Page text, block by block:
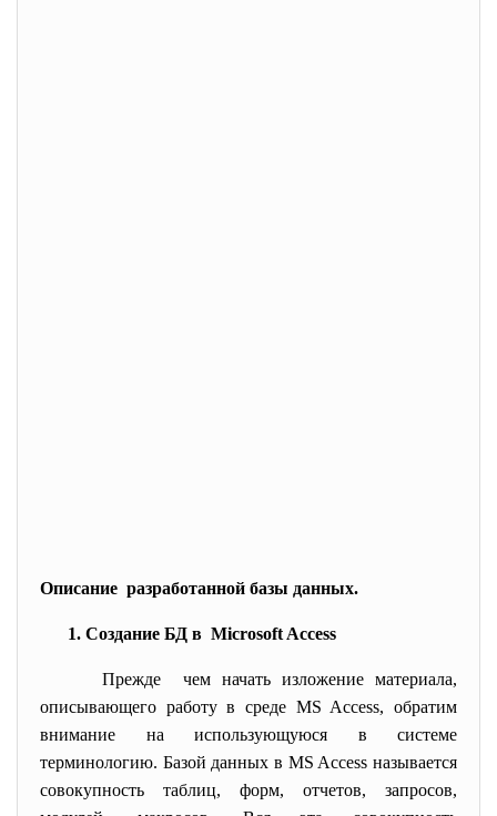
Описание разработанной базы данных.
1. Создание БД в Microsoft Access
Прежде чем начать изложение материала,
описывающего работу в среде MS Access, обратим
внимание на использующуюся в системе
терминологию. Базой данных в MS Access называется
совокупность таблиц, форм, отчетов, запросов,